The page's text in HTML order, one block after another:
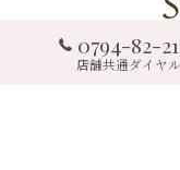
0794-82-
店舗共通ダイヤル
© 2026 兵庫県三木市のフェ